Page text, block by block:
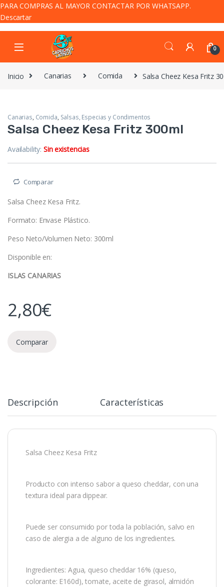
PARA COMPRAS AL MAYOR CONTACTAR POR WHATSAPP.
Descartar
Skip to navigation
0
Inicio Canarias Comida Salsa Cheez Kesa Fritz
Canarias, Comida, Salsas, Especias y Condimentos
Salsa Cheez Kesa Fritz 300ml
Availability:Sin existencias
Comparar
Salsa Cheez Kesa Fritz.
Formato: Envase Plástico.
Peso Neto/Volumen Neto: 300ml
Disponible en:
ISLAS CANARIAS
2,80€
Comparar
Descripción Características
Salsa Cheez Kesa Fritz
Producto con intenso sabor a queso cheddar, con una
textura ideal para dippear.
Puede ser consumido por toda la población, salvo en
caso de alergia a de alguno de los ingredientes.
Ingredientes: Agua, queso cheddar 16% (queso,
colorante: E160d), tomate, aceite de girasol, almidón